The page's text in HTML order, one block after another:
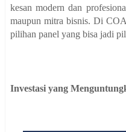
kesan modern dan
maupun mitra bisnis. Di
pilihan panel yang bisa jadi
Investasi yang